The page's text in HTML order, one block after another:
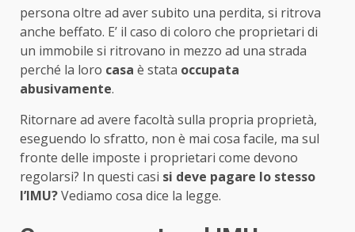
persona oltre ad aver subito una perdita, si ritrova
anche beffato. E’ il caso di coloro che proprietari di
un immobile si ritrovano in mezzo ad una strada
perché la loro casa è stata occupata
abusivamente.
Ritornare ad avere facoltà sulla propria proprietà,
eseguendo lo sfratto, non è mai cosa facile, ma sul
fronte delle imposte i proprietari come devono
regolarsi? In questi casi si deve pagare lo stesso
l’IMU?Vediamo cosa dice la legge.